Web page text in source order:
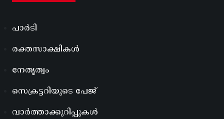
പാർടി
രക്തസാക്ഷികൾ
നേതൃത്വം
സെക്രട്ടറിയുടെ പേജ്
വാർത്താക്കുറിപ്പുകൾ